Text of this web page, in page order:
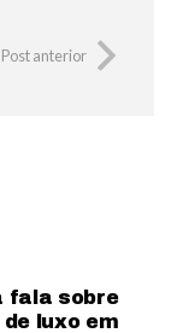
Post anterior
fala sobre
luxo em